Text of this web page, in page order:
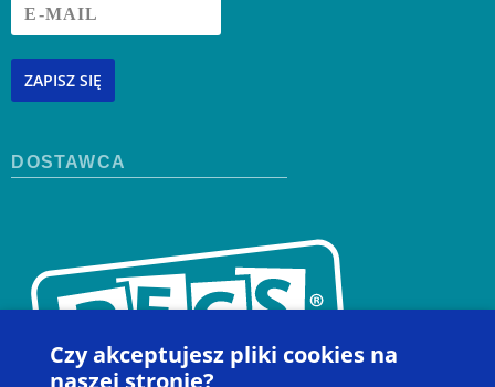
ZAPISZ SIĘ
DOSTAWCA
Czy akceptujesz pliki cookies na